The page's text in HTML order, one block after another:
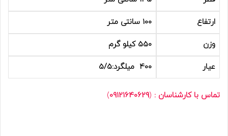
ارتفاع 100 سانتی متر
وزن 550 کیلو گرم
عیار 400 میلگرد:5/5
تماس با کارشناسان : (
09121640629
)